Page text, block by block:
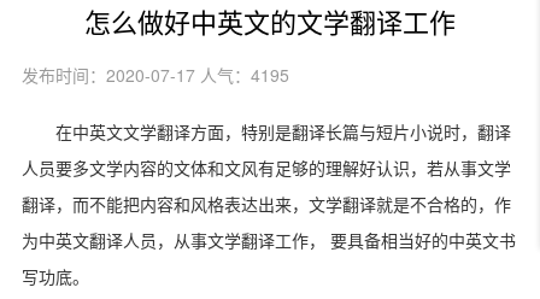
怎么做好中英文的文学翻译工作
发布时间：2020-07-17 人气：4195
在中英文文学翻译方面，特别是翻译长篇与短片小说时，翻译
人员要多文学内容的文体和文风有足够的理解好认识，若从事文学
翻译，而不能把内容和风格表达出来，文学翻译就是不合格的，作
为中英文翻译人员，从事文学翻译工作， 要具备相当好的中英文书
写功底。